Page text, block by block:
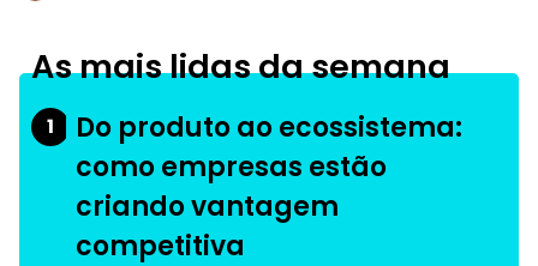
As mais lidas da semana
1
Do produto ao ecossistema:
como empresas estão
criando vantagem
competitiva